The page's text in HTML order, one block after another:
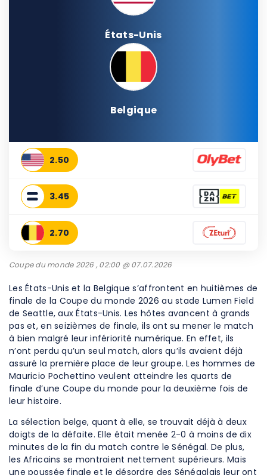
États-Unis
Belgique
2.50
3.45
2.70
Coupe du monde 2026 , 02:00 @ 07.07.2026
Les États-Unis et la Belgique s’affrontent en huitièmes de
finale de la Coupe du monde 2026 au stade Lumen Field
de Seattle, aux États-Unis. Les hôtes avancent à grands
pas et, en seizièmes de finale, ils ont su mener le match
à bien malgré leur infériorité numérique. En effet, ils
n’ont perdu qu’un seul match, alors qu’ils avaient déjà
assuré la première place de leur groupe. Les hommes de
Mauricio Pochettino veulent atteindre les quarts de
finale d’une Coupe du monde pour la deuxième fois de
leur histoire.
La sélection belge, quant à elle, se trouvait déjà à deux
doigts de la défaite. Elle était menée 2-0 à moins de dix
minutes de la fin du match contre le Sénégal. De plus,
les Africains se montraient nettement supérieurs. Mais
une poussée finale et le désordre des Sénégalais leur ont